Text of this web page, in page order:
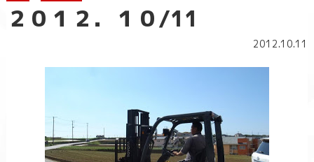
２０１２．１０/11
2012.10.11